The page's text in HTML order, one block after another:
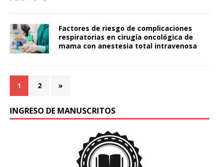
Factores de riesgo de complicaciones
respiratorias en cirugía oncológica de
mama con anestesia total intravenosa
1 2 »
INGRESO DE MANUSCRITOS